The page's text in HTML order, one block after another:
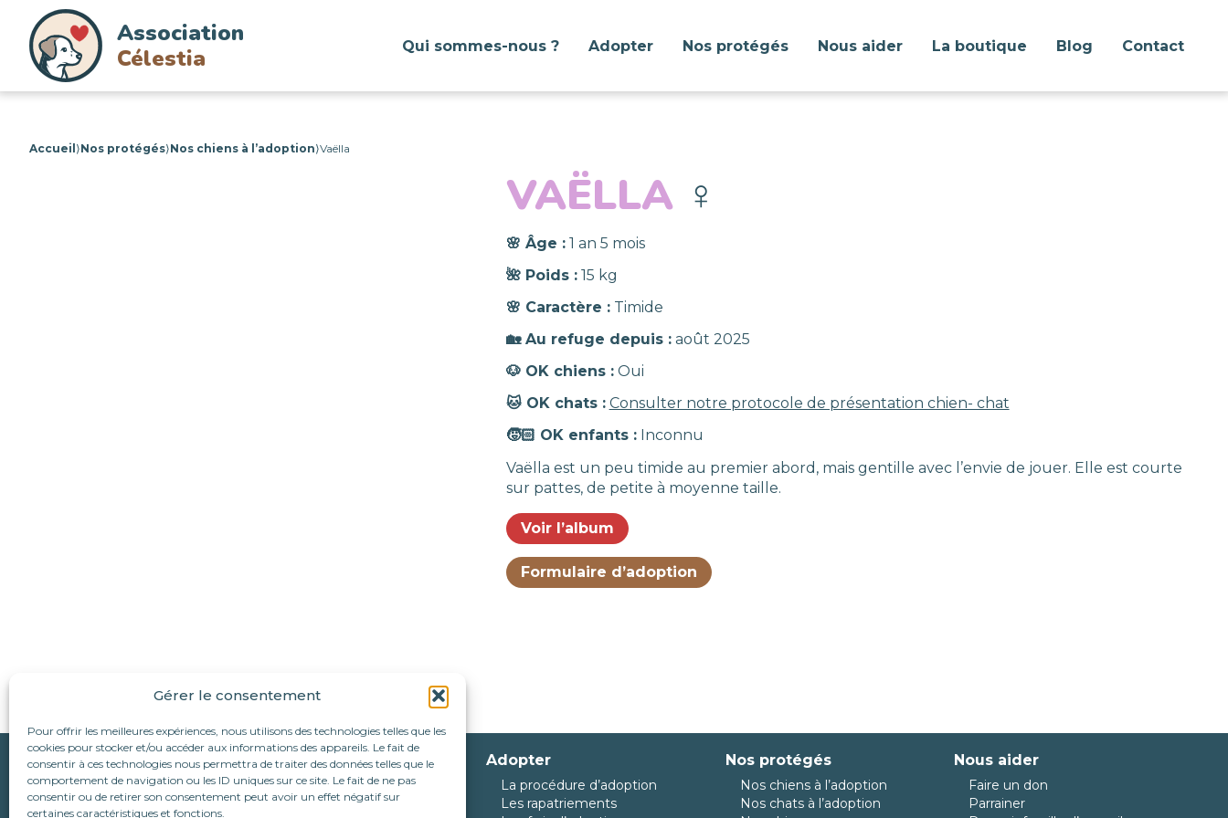
Gérer le consentement
Pour offrir les meilleures expériences, nous utilisons des technologies telles que les
cookies pour stocker et/ou accéder aux informations des appareils. Le fait de
consentir à ces technologies nous permettra de traiter des données telles que le
comportement de navigation ou les ID uniques sur ce site. Le fait de ne pas
consentir ou de retirer son consentement peut avoir un effet négatif sur
certaines caractéristiques et fonctions.
Association
Célestia
Qui sommes-nous ? Adopter Nos protégés Nous aider La boutique Blog Contact
Accueil ⟩Nos protégés⟩Nos chiens à l’adoption⟩Vaëlla
VAËLLA ♀️
🌸 Âge :1 an 5 mois
🌺 Poids :15 kg
🌸 Caractère :Timide
🏡 Au refuge depuis :août 2025
🐶 OK chiens :Oui
🐱 OK chats : Consulter notre protocole de présentation chien- chat
🧒🏻 OK enfants :Inconnu
Vaëlla est un peu timide au premier abord, mais gentille avec l’envie de jouer. Elle est courte
sur pattes, de petite à moyenne taille.
Voir l’album
Formulaire d’adoption
Suivez-nous :
Nous écrire
Qui sommes-nous ?
L’association
Le refuge d’Alina & Anda
Adopter
La procédure d’adoption
Les rapatriements
Nos protégés
Nos chiens à l’adoption
Nos chats à l’adoption
Nous aider
Faire un don
Parrainer